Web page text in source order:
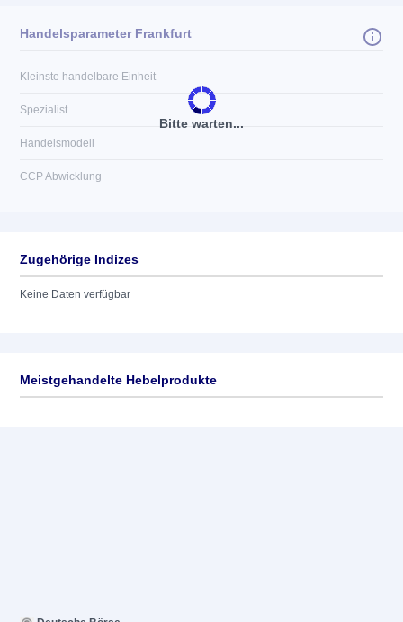
Bitte warten...
Handelsparameter Frankfurt
Kleinste handelbare Einheit
Spezialist
Handelsmodell
CCP Abwicklung
Zugehörige Indizes
Keine Daten verfügbar
Meistgehandelte Hebelprodukte